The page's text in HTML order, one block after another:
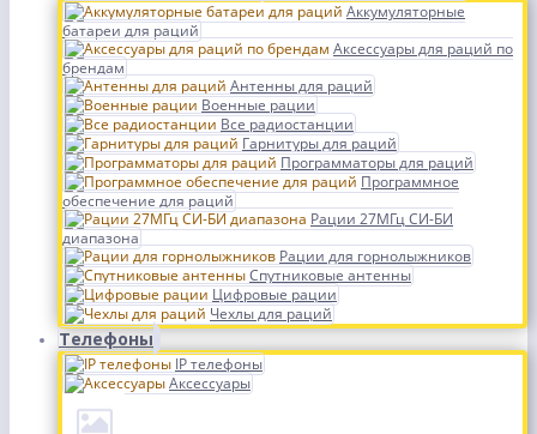
Аккумуляторные
батареи для раций
Аксессуары для раций по
брендам
Антенны для раций
Военные рации
Все радиостанции
Гарнитуры для раций
Программаторы для раций
Программное
обеспечение для раций
Рации 27МГц СИ-БИ
диапазона
Рации для горнолыжников
Спутниковые антенны
Цифровые рации
Чехлы для раций
Телефоны
IP телефоны
Аксессуары